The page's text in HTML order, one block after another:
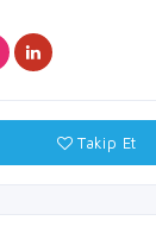
Takip Et